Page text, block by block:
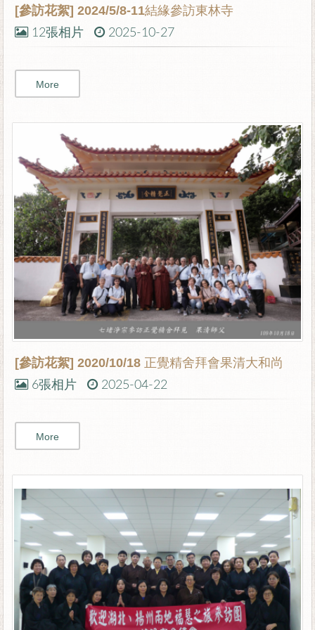
[參訪花絮] 2024/5/8-11結緣參訪東林寺
12張相片 2025-10-27
More
[參訪花絮] 2020/10/18 正覺精舍拜會果清大和尚
6張相片 2025-04-22
More